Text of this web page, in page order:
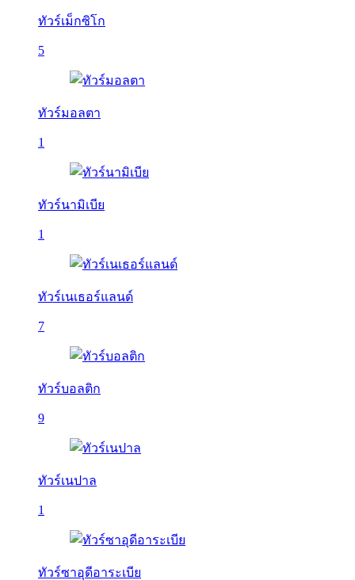
ทัวร์เม็กซิโก
5
ทัวร์มอลตา
1
ทัวร์นามิเบีย
1
ทัวร์เนเธอร์แลนด์
7
ทัวร์บอลติก
9
ทัวร์เนปาล
1
ทัวร์ซาอุดีอาระเบีย